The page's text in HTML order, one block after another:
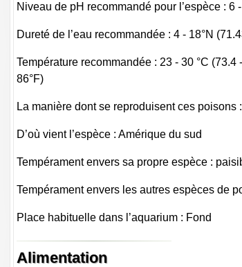
Niveau de pH recommandé pour l’espèce : 6
Dureté de l’eau recommandée : 4 - 18°N
Température recommandée : 23 - 30 °C (73.4 -
86°F)
La manière dont se reproduisent ces poisons
D’où vient l’espèce : Amérique du sud
Tempérament envers sa propre espèce :
Tempérament envers les autres espèces de
Place habituelle dans l’aquarium : Fond
Alimentation